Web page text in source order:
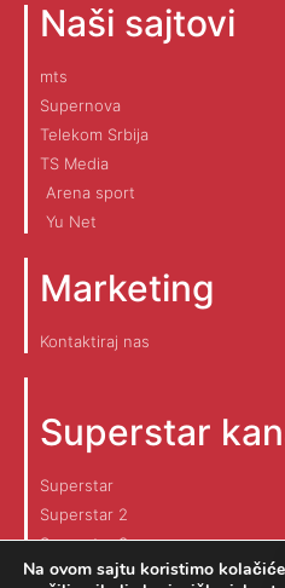
Naši sajtovi
mts
Supernova
Telekom Srbija
TS Media
Arena sport
Yu Net
Marketing
Kontaktiraj nas
Superstar
Superstar
Superstar 2
Superstar 3
Na ovom sajtu koristimo